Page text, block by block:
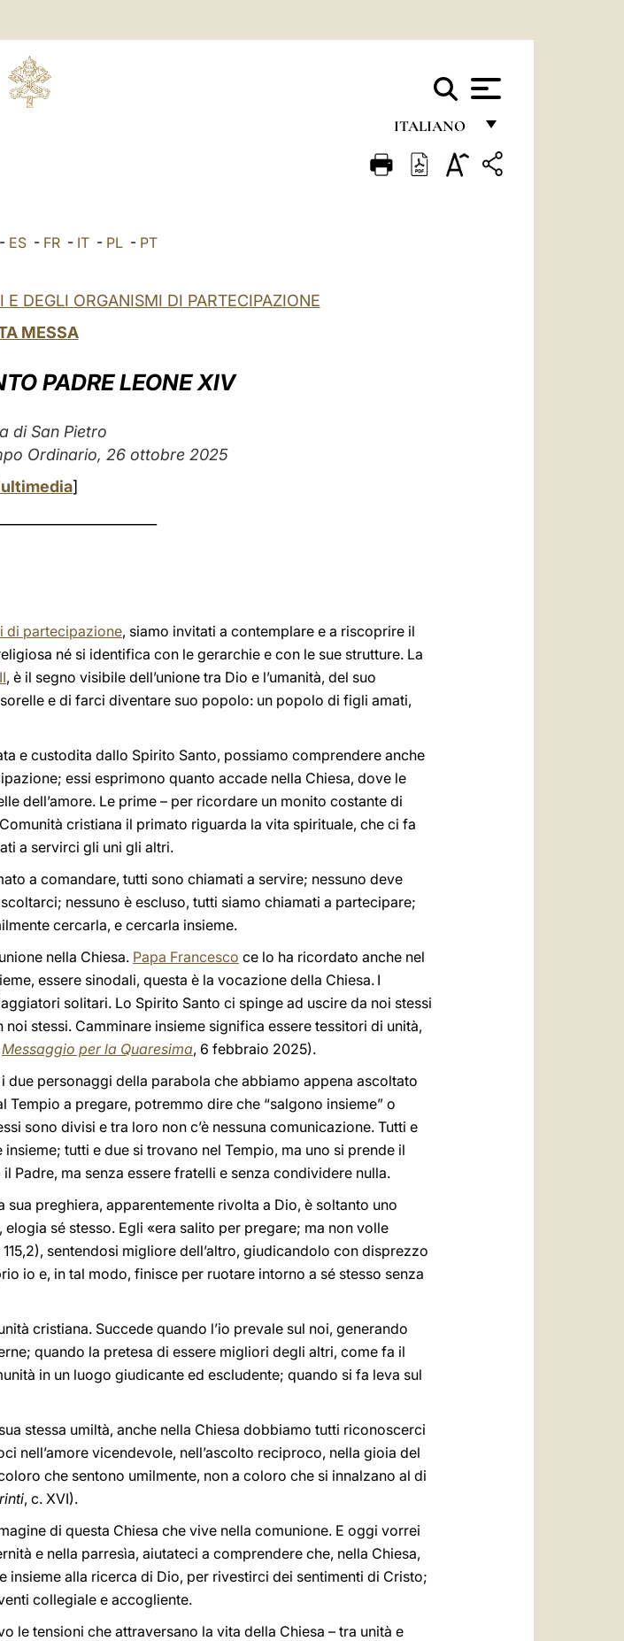
ITALIANO
FRANÇAIS
- ES - FR - IT - PL - PT
DEGLI ORGANISMI DI PARTECIPAZIONE
MESSA
PADRE LEONE XIV
di San Pietro
Ordinario, 26 ottobre 2025
]
di partecipazione, siamo invitati a contemplare e a riscoprire il
né si identifica con le gerarchie e con le sue strutture. La
, è il segno visibile dell’unione tra Dio e l’umanità, del suo
e di farci diventare suo popolo: un popolo di figli amati,
e custodita dallo Spirito Santo, possiamo comprendere anche
essi esprimono quanto accade nella Chiesa, dove le
dell’amore. Le prime – per ricordare un monito costante di
cristiana il primato riguarda la vita spirituale, che ci fa
a servirci gli uni gli altri.
a comandare, tutti sono chiamati a servire; nessuno deve
nessuno è escluso, tutti siamo chiamati a partecipare;
cercarla, e cercarla insieme.
nella Chiesa. Papa Francesco ce lo ha ricordato anche nel
essere sinodali, questa è la vocazione della Chiesa. I
solitari. Lo Spirito Santo ci spinge ad uscire da noi stessi
stessi. Camminare insieme significa essere tessitori di unità,
Messaggio per la Quaresima, 6 febbraio 2025).
due personaggi della parabola che abbiamo appena ascoltato
a pregare, potremmo dire che “salgono insieme” o
sono divisi e tra loro non c’è nessuna comunicazione. Tutti e
tutti e due si trovano nel Tempio, ma uno si prende il
Padre, ma senza essere fratelli e senza condividere nulla.
preghiera, apparentemente rivolta a Dio, è soltanto uno
sé stesso. Egli «era salito per pregare; ma non volle
115,2), sentendosi migliore dell’altro, giudicandolo con disprezzo
io e, in tal modo, finisce per ruotare intorno a sé stesso senza
cristiana. Succede quando l’io prevale sul noi, generando
quando la pretesa di essere migliori degli altri, come fa il
in un luogo giudicante ed escludente; quando si fa leva sul
stessa umiltà, anche nella Chiesa dobbiamo tutti riconoscerci
nell’amore vicendevole, nell’ascolto reciproco, nella gioia del
che sentono umilmente, non a coloro che si innalzano al di
, c. XVI).
di questa Chiesa che vive nella comunione. E oggi vorrei
e nella parresìa, aiutateci a comprendere che, nella Chiesa,
alla ricerca di Dio, per rivestirci dei sentimenti di Cristo;
collegiale e accogliente.
le tensioni che attraversano la vita della Chiesa – tra unità e